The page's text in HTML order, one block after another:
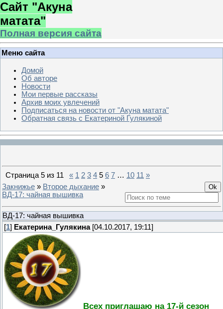
Сайт "Акуна
матата"
Полная версия сайта
Меню сайта
Домой
Об авторе
Новости
Мои первые рассказы
Архив моих увлечений
Подписаться на новости от "Акуна матата"
Обратная связь с Екатериной Гулякиной
Страница 5 из 11 « 1 2 3 4 5 6 7 … 10 11 »
Закнижье » Второе дыхание »
ВД-17: чайная вышивка
ВД-17: чайная вышивка
[1] Екатерина_Гулякина[04.10.2017, 19:11]
Всех приглашаю на 17-й сезон